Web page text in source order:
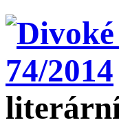
literární